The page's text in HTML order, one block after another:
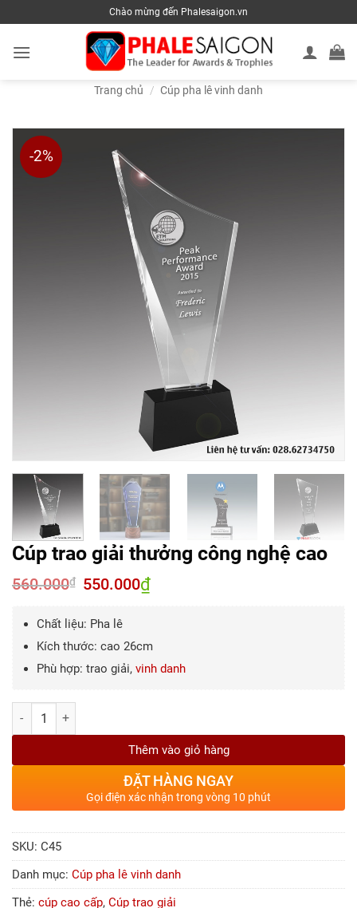
to
content
Chào mừng đến Phalesaigon.vn
Trang chủ / Cúp pha lê vinh danh
-2%
Cúp trao giải thưởng công nghệ cao
560.000₫
Giá
gốc
550.000₫Giá
Chất liệu: Pha lê
Kích thước: cao 26cm
Phù hợp: trao giải, vinh danh
Số lượng
Thêm vào giỏ hàng
ĐẶT HÀNG NGAY
Gọi điện xác nhận trong vòng 10 phút
SKU: C45
Danh mục: Cúp pha lê vinh danh
Thẻ: cúp cao cấp, Cúp trao giải